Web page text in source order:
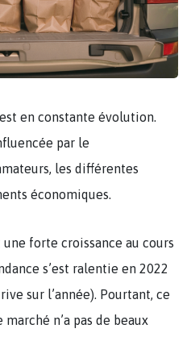
en constante évolution.
par le
les différentes
économiques.
forte croissance au cours
s’est ralentie en 2022
sur l’année). Pourtant, ce
n’a pas de beaux